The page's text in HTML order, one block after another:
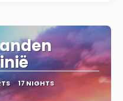
17 NIGHTS